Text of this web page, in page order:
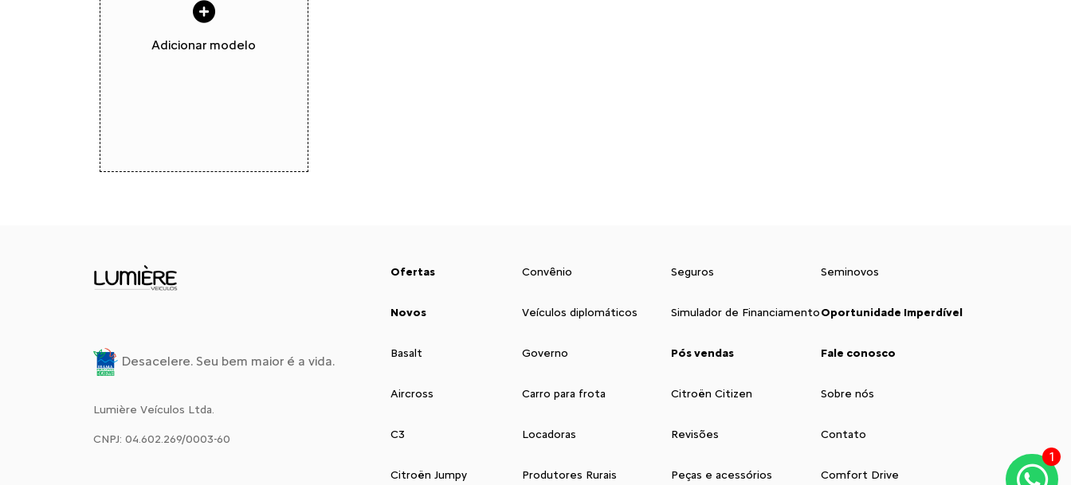
Adicionar modelo
Desacelere. Seu bem maior é a vida.
Lumière Veículos Ltda.
CNPJ: 04.602.269/0003-60
Ofertas
Novos
Basalt
Aircross
C3
Citroën Jumpy
Convênio
Veículos diplomáticos
Governo
Carro para frota
Locadoras
Produtores Rurais
Seguros
Simulador de Financiamento
Pós vendas
Citroën Citizen
Revisões
Peças e acessórios
Seminovos
Oportunidade Imperdível
Fale conosco
Sobre nós
Contato
Comfort Drive
1